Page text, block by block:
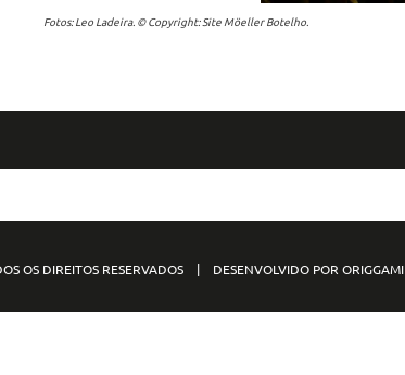
Fotos: Leo Ladeira. © Copyright: Site Möeller Botelho.
OS DIREITOS RESERVADOS | DESENVOLVIDO POR ORIGGAMI